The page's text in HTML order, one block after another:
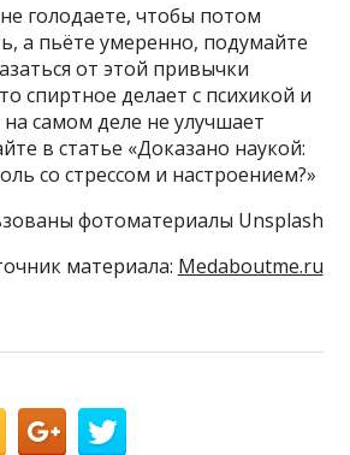
голодаете, чтобы потом
а пьёте умеренно, подумайте
от этой привычки
спиртное делает с психикой и
самом деле не улучшает
в статье «Доказано наукой:
со стрессом и настроением?»
фотоматериалы Unsplash
материала: Medaboutme.ru